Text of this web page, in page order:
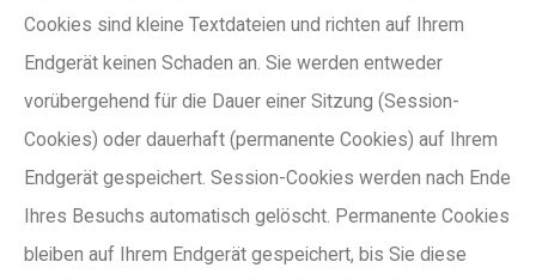
Cookies sind kleine Textdateien und richten auf Ihrem
Endgerät keinen Schaden an. Sie werden entweder
vorübergehend für die Dauer einer Sitzung (Session-
Cookies) oder dauerhaft (permanente Cookies) auf Ihrem
Endgerät gespeichert. Session-Cookies werden nach Ende
Ihres Besuchs automatisch gelöscht. Permanente Cookies
bleiben auf Ihrem Endgerät gespeichert, bis Sie diese